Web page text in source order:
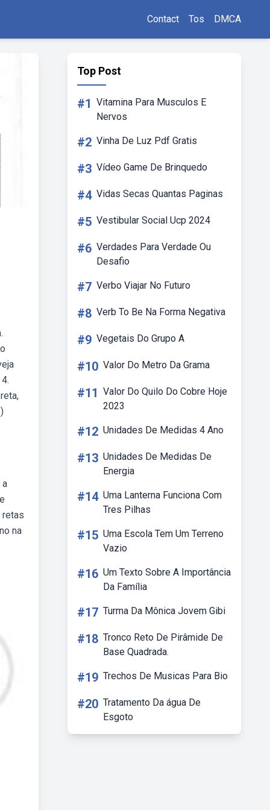
Contact Tos DMCA
a
retas
na
Top Post
#1 Vitamina Para Musculos E
Nervos
#2 Vinha De Luz Pdf Gratis
#3 Vídeo Game De Brinquedo
#4 Vidas Secas Quantas Paginas
#5 Vestibular Social Ucp 2024
#6 Verdades Para Verdade Ou
Desafio
#7 Verbo Viajar No Futuro
#8 Verb To Be Na Forma Negativa
#9 Vegetais Do Grupo A
#10 Valor Do Metro Da Grama
#11 Valor Do Quilo Do Cobre Hoje
2023
#12 Unidades De Medidas 4 Ano
#13 Unidades De Medidas De
Energia
#14 Uma Lanterna Funciona Com
Tres Pilhas
#15 Uma Escola Tem Um Terreno
Vazio
#16 Um Texto Sobre A Importância
Da Família
#17 Turma Da Mônica Jovem Gibi
#18 Tronco Reto De Pirâmide De
Base Quadrada.
#19 Trechos De Musicas Para Bio
#20 Tratamento Da água De
Esgoto